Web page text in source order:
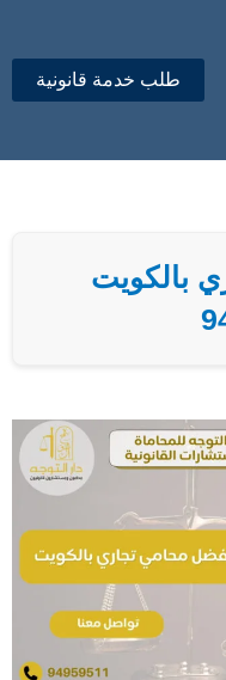
طلب خدمة قانونية
بالكويت